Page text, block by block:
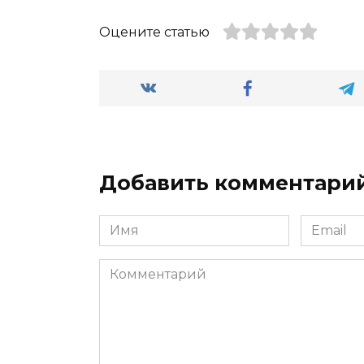
Оцените статью
Добавить
Имя
*
Email
*
Комментарий